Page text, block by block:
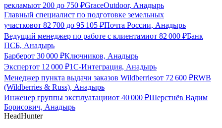
рекламыот 200 до 750 ₽GraceOutdoor, Анадырь
Главный специалист по подготовке земельных
участковот 82 700 до 95 105 ₽Почта России, Анадырь
Ведущий менеджер по работе с клиентамиот 82 000 ₽Банк
ПСБ, Анадырь
Барберот 30 000 ₽Ключников, Анадырь
Экспертот 12 000 ₽1С-Интеграция, Анадырь
Менеджер пункта выдачи заказов Wildberriesот 72 600 ₽RWB
(Wildberries & Russ), Анадырь
Инженер группы эксплуатацииот 40 000 ₽Шерстнёв Вадим
Борисович, Анадырь
HeadHunter